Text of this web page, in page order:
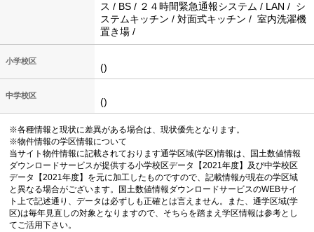
ス / BS / ２４時間緊急通報システム / LAN / シ
ステムキッチン / 対面式キッチン / 室内洗濯機
置き場 /
小学校区
()
中学校区
()
※各種情報と現状に差異がある場合は、現状優先となります。
※物件情報の学区情報について
当サイト物件情報に記載されております通学区域(学区)情報は、国土数値情報
ダウンロードサービスが提供する小学校区データ【2021年度】及び中学校区
データ【2021年度】を元に加工したものですので、記載情報が現在の学区域
と異なる場合がございます。国土数値情報ダウンロードサービスのWEBサイ
ト上で記述通り、データは必ずしも正確とは言えません。また、通学区域(学
区)は毎年見直しの対象となりますので、そちらを踏まえ学区情報は参考とし
てご活用下さい。